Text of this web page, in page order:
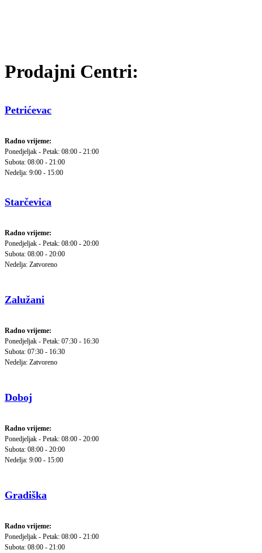
Prodajni Centri:
Petrićevac
Radno vrijeme:
Ponedjeljak - Petak: 08:00 - 21:00
Subota: 08:00 - 21:00
Nedelja: 9:00 - 15:00
Starčevica
Radno vrijeme:
Ponedjeljak - Petak: 08:00 - 20:00
Subota: 08:00 - 20:00
Nedelja: Zatvoreno
Zalužani
Radno vrijeme:
Ponedjeljak - Petak: 07:30 - 16:30
Subota: 07:30 - 16:30
Nedelja: Zatvoreno
Doboj
Radno vrijeme:
Ponedjeljak - Petak: 08:00 - 20:00
Subota: 08:00 - 20:00
Nedelja: 9:00 - 15:00
Gradiška
Radno vrijeme:
Ponedjeljak - Petak: 08:00 - 21:00
Subota: 08:00 - 21:00